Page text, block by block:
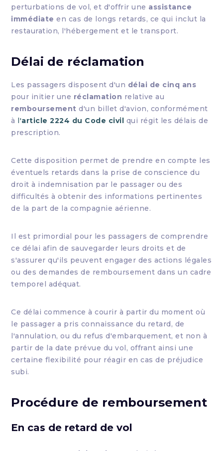
perturbations de vol, et d'offrir une assistance
immédiate en cas de longs retards, ce qui inclut la
restauration, l'hébergement et le transport.
Délai de réclamation
Les passagers disposent d'un délai de cinq ans
pour initier une réclamation relative au
remboursement d'un billet d'avion, conformément
à l'article 2224 du Code civil qui régit les délais de
prescription.
Cette disposition permet de prendre en compte les
éventuels retards dans la prise de conscience du
droit à indemnisation par le passager ou des
difficultés à obtenir des informations pertinentes
de la part de la compagnie aérienne.
Il est primordial pour les passagers de comprendre
ce délai afin de sauvegarder leurs droits et de
s'assurer qu'ils peuvent engager des actions légales
ou des demandes de remboursement dans un cadre
temporel adéquat.
Ce délai commence à courir à partir du moment où
le passager a pris connaissance du retard, de
l'annulation, ou du refus d'embarquement, et non à
partir de la date prévue du vol, offrant ainsi une
certaine flexibilité pour réagir en cas de préjudice
subi.
Procédure de remboursement
En cas de retard de vol